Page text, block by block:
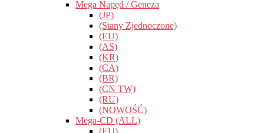
Mega Napęd / Geneza
(JP)
(Stany Zjednoczone)
(EU)
(AS)
(KR)
(CA)
(BR)
(CN TW)
(RU)
(NOWOŚĆ)
Mega-CD (ALL)